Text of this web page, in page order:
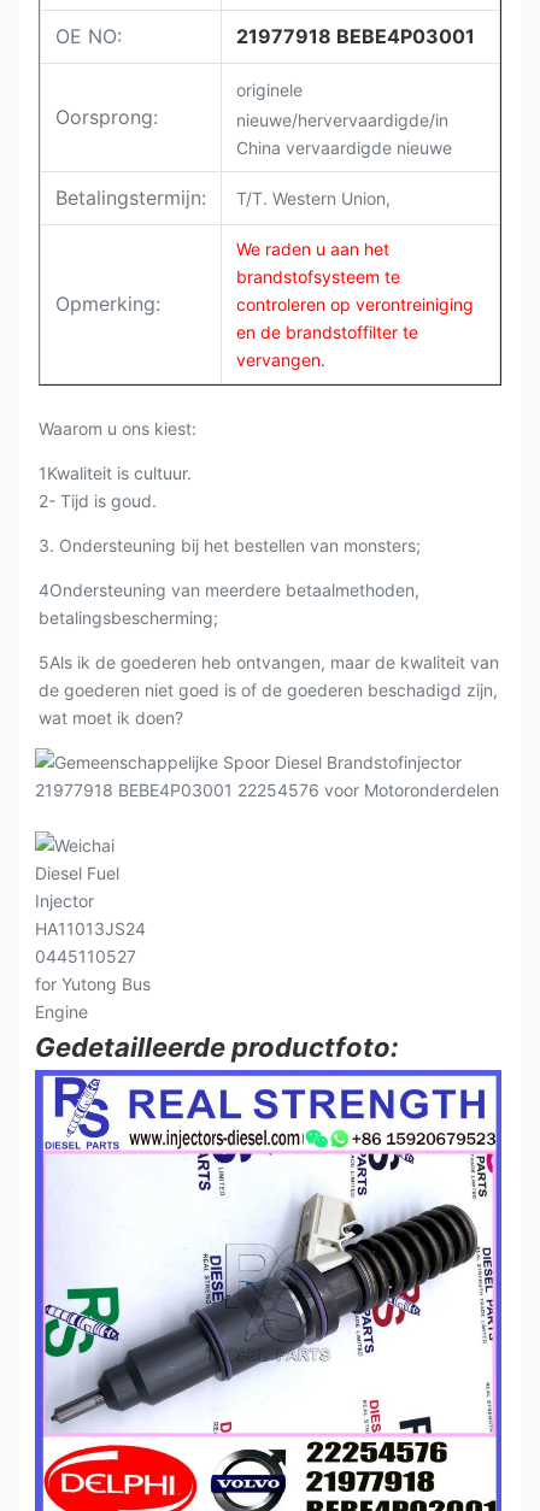
OE NO: 21977918 BEBE4P03001
Oorsprong:
originele
nieuwe/hervervaardigde/in
China vervaardigde nieuwe
Betalingstermijn: T/T. Western Union,
Opmerking:
We raden u aan het
brandstofsysteem te
controleren op verontreiniging
en de brandstoffilter te
vervangen.
Waarom u ons kiest:
1Kwaliteit is cultuur.
2- Tijd is goud.
3. Ondersteuning bij het bestellen van monsters;
4Ondersteuning van meerdere betaalmethoden,
betalingsbescherming;
5Als ik de goederen heb ontvangen, maar de kwaliteit van
de goederen niet goed is of de goederen beschadigd zijn,
wat moet ik doen?
Gedetailleerde productfoto: